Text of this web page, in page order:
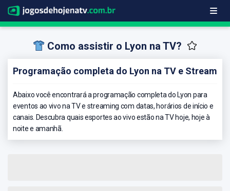
Como assistir o Lyon na TV?
Programação completa do Lyon na TV e Stream
Abaixo você encontrará a programação completa do Lyon para
eventos ao vivo na TV e streaming com datas, horários de início e
canais. Descubra quais esportes ao vivo estão na TV hoje, hoje à
noite e amanhã.